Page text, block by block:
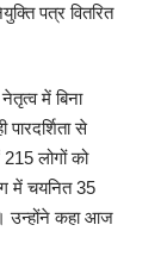
पत्र वितरित
में बिना
से
215 लोगों को
में चयनित 35
उन्होंने कहा आज